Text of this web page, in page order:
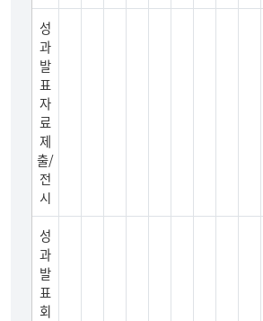
성
과
발
표
자
료
제
출/
전
시
성
과
발
표
회